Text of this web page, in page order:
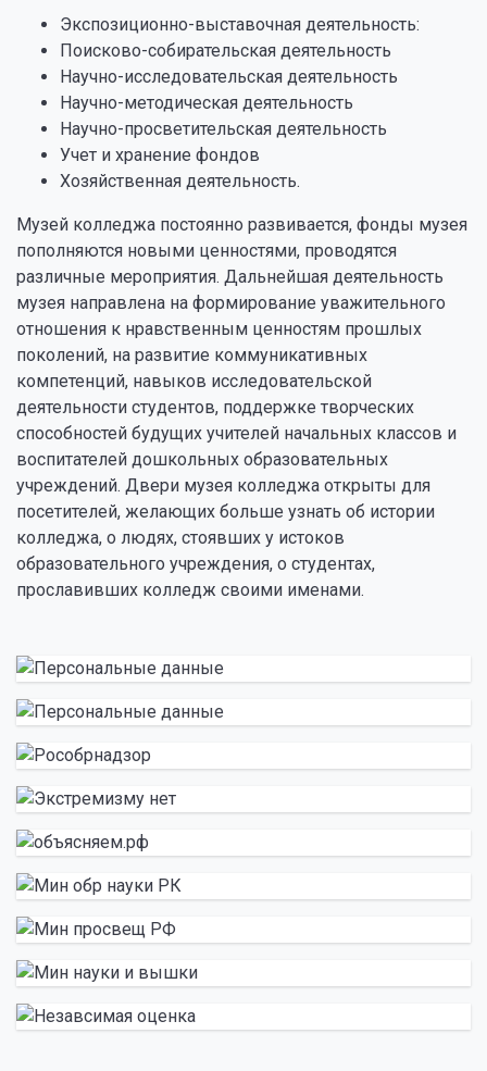
Экспозиционно-выставочная деятельность:
Поисково-собирательская деятельность
Научно-исследовательская деятельность
Научно-методическая деятельность
Научно-просветительская деятельность
Учет и хранение фондов
Хозяйственная деятельность.
Музей колледжа постоянно развивается, фонды музея
пополняются новыми ценностями, проводятся
различные мероприятия. Дальнейшая деятельность
музея направлена на формирование уважительного
отношения к нравственным ценностям прошлых
поколений, на развитие коммуникативных
компетенций, навыков исследовательской
деятельности студентов, поддержке творческих
способностей будущих учителей начальных классов и
воспитателей дошкольных образовательных
учреждений. Двери музея колледжа открыты для
посетителей, желающих больше узнать об истории
колледжа, о людях, стоявших у истоков
образовательного учреждения, о студентах,
прославивших колледж своими именами.